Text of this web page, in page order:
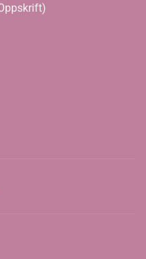
kr 135,00